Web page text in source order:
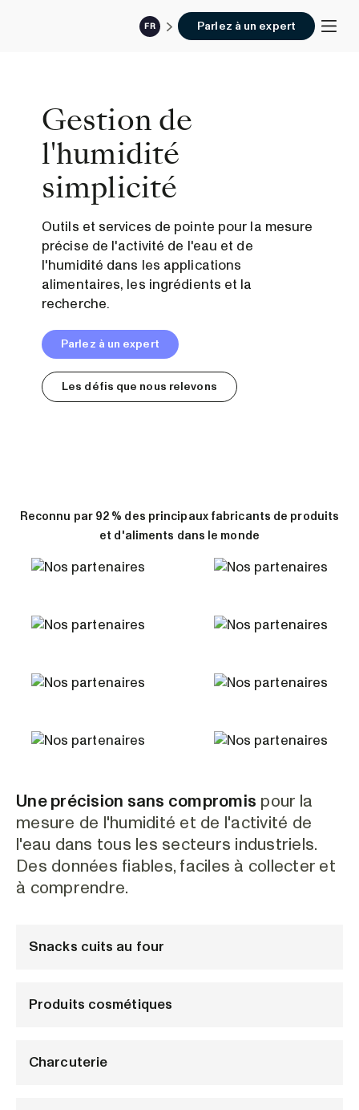
FR Parlez à un expert
Gestion de
l'humidité
simplicité
Outils et services de pointe pour la mesure
précise de l'activité de l'eau et de
l'humidité dans les applications
alimentaires, les ingrédients et la
recherche.
Parlez à un expert
Les défis que nous relevons
Reconnu par 92 % des principaux fabricants de produits
et d'aliments dans le monde
Une précision sans compromis pour la
mesure de l'humidité et de l'activité de
l'eau dans tous les secteurs industriels.
Des données fiables, faciles à collecter et
à comprendre.
Snacks cuits au four
Produits cosmétiques
Charcuterie